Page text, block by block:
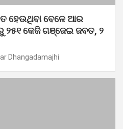
ହେଉଥିବା ବେଳେ ଆର
କେଜି ଗଞ୍ଜେଇ ଜବତ, ୨
Dhangadamajhi